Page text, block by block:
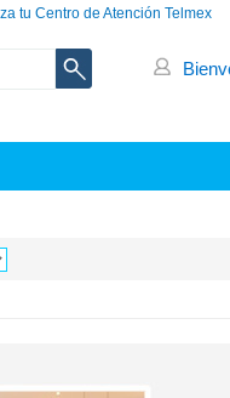
tu Centro de Atención Telmex